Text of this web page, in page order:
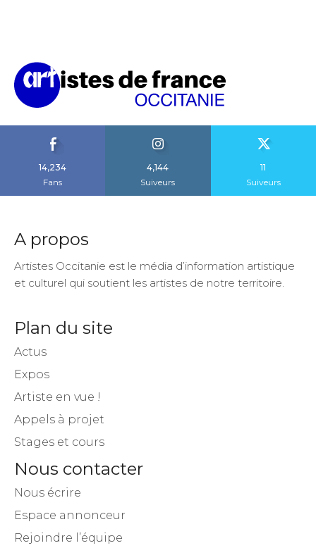
14,234
Fans
4,144
Suiveurs
11
Suiveurs
A propos
Artistes Occitanie est le média d’information artistique
et culturel qui soutient les artistes de notre territoire.
Plan du site
Actus
Expos
Artiste en vue !
Appels à projet
Stages et cours
Nous contacter
Nous écrire
Espace annonceur
Rejoindre l’équipe